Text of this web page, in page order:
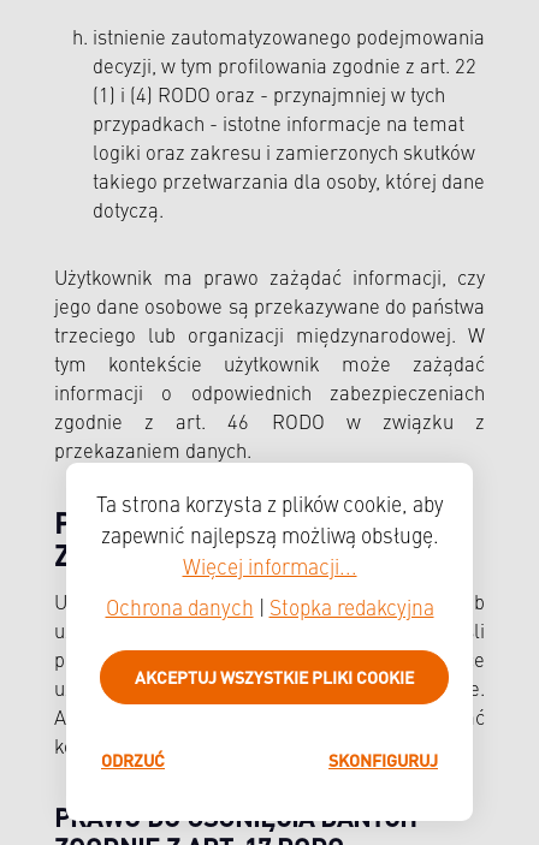
istnienie zautomatyzowanego podejmowania
decyzji, w tym profilowania zgodnie z art. 22
(1) i (4) RODO oraz - przynajmniej w tych
przypadkach - istotne informacje na temat
logiki oraz zakresu i zamierzonych skutków
takiego przetwarzania dla osoby, której dane
dotyczą.
Użytkownik ma prawo zażądać informacji, czy
jego dane osobowe są przekazywane do państwa
trzeciego lub organizacji międzynarodowej. W
tym kontekście użytkownik może zażądać
informacji o odpowiednich zabezpieczeniach
zgodnie z art. 46 RODO w związku z
przekazaniem danych.
PRAWO DO SPROSTOWANIA
ZGODNIE Z ART. 16 RODO
Użytkownik ma prawo do sprostowania i/lub
uzupełnienia wobec administratora, jeśli
przetwarzane dane osobowe dotyczące
użytkownika są nieprawidłowe lub niekompletne.
Administrator musi niezwłocznie dokonać
korekty.
PRAWO DO USUNIĘCIA DANYCH
Ta strona korzysta z plików cookie, aby
zapewnić najlepszą możliwą obsługę.
Więcej informacji...
Ochrona danych
Stopka redakcyjna
AKCEPTUJ WSZYSTKIE PLIKI COOKIE
ODRZUĆ SKONFIGURUJ